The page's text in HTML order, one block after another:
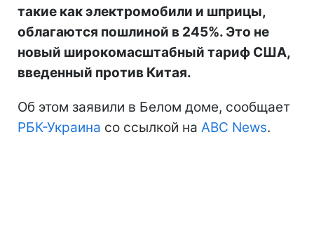
такие как электромобили и шприцы,
облагаются пошлиной в 245%. Это не
новый широкомасштабный тариф США,
введенный против Китая.
Об этом заявили в Белом доме, сообщает
РБК-Украина со ссылкой на ABC News.